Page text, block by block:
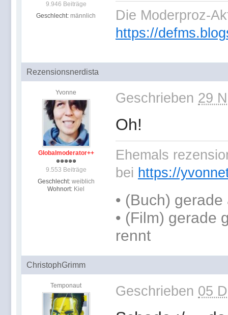
9.946 Beiträge
Geschlecht: männlich
Die Moderproz-
https://
Rezensionsnerdista
Yvonne
Globalmoderator++
9.553 Beiträge
Geschlecht: weiblich
Wohnort: Kiel
Geschrieben 29
Oh!
Ehemals
bei https://
• (Buch) gerade
• (Film) gerade
rennt
ChristophGrimm
Temponaut Geschrieben 05